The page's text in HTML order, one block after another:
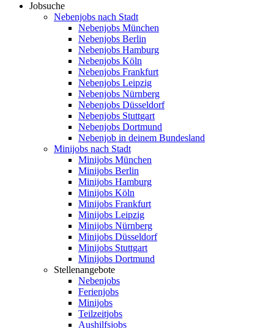
Jobsuche
Nebenjobs nach Stadt
Nebenjobs München
Nebenjobs Berlin
Nebenjobs Hamburg
Nebenjobs Köln
Nebenjobs Frankfurt
Nebenjobs Leipzig
Nebenjobs Nürnberg
Nebenjobs Düsseldorf
Nebenjobs Stuttgart
Nebenjobs Dortmund
Nebenjob in deinem Bundesland
Minijobs nach Stadt
Minijobs München
Minijobs Berlin
Minijobs Hamburg
Minijobs Köln
Minijobs Frankfurt
Minijobs Leipzig
Minijobs Nürnberg
Minijobs Düsseldorf
Minijobs Stuttgart
Minijobs Dortmund
Stellenangebote
Nebenjobs
Ferienjobs
Minijobs
Teilzeitjobs
Aushilfsjobs